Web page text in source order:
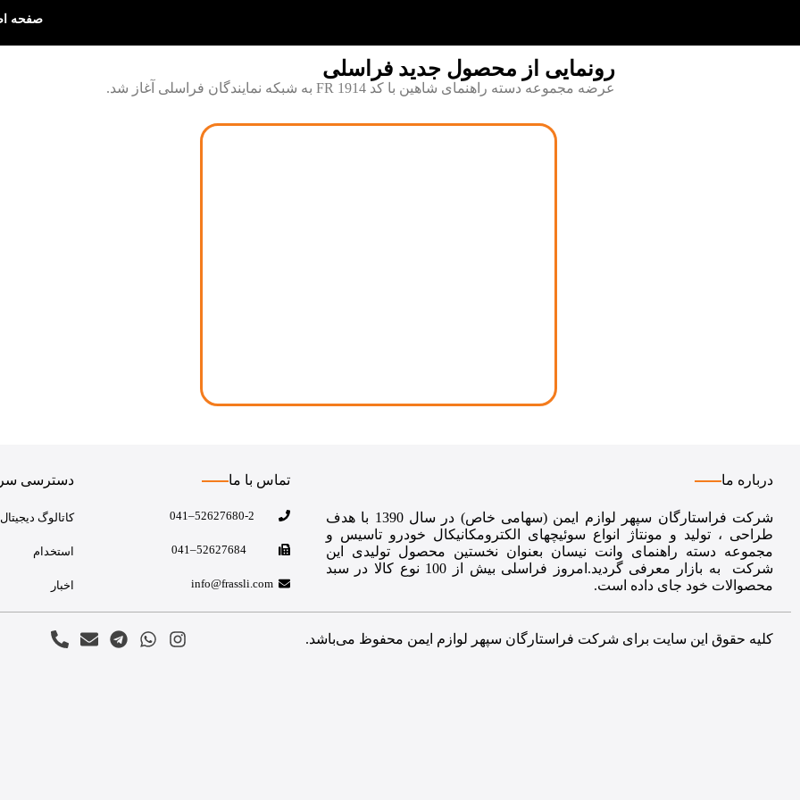
صفحه
رونمایی از محصول جدید فراسلی
عرضه مجموعه دسته راهنمای شاهین با کد FR 1914 به شبکه نمایندگان فراسلی آغاز شد.
درباره ما
شرکت فراستارگان سپهر لوازم ایمن (سهامی خاص) در سال 1390 با هدف
طراحی ، تولید و مونتاژ انواع سوئیچهای الکترومکانیکال خودرو تاسیس و
مجموعه دسته راهنمای وانت نیسان بعنوان نخستین محصول تولیدی این
شرکت به بازار معرفی گردید.امروز فراسلی بیش از 100 نوع کالا در سبد
محصوالات خود جای داده است.
تماس با ما
52627684–041
info@frassli.com
دسترسی
کاتالوگ دیجیتال
استخدام
اخبار
کلیه حقوق این سایت برای شرکت فراستارگان سپهر لوازم ایمن محفوظ می‌باشد.